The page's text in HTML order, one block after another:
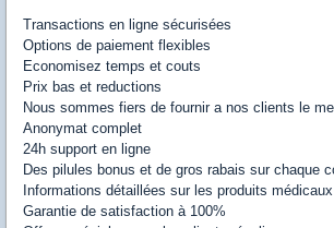
Transactions en ligne sécurisées
Options de paiement flexibles
Economisez temps et couts
Prix bas et reductions
Nous sommes fiers de fournir a nos clients le
Anonymat complet
24h support en ligne
Des pilules bonus et de gros rabais sur chaque
Informations détaillées sur les produits médicaux
Garantie de satisfaction à 100%